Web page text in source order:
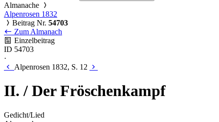
Almanache
Alpenrosen 1832
Beitrag Nr. 54703
Zum Almanach
Einzelbeitrag
ID 54703
·
Alpenrosen 1832, S. 12
II. / Der Fröschenkampf
Gedicht/Lied